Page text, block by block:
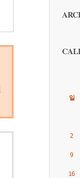
일
2
9
16